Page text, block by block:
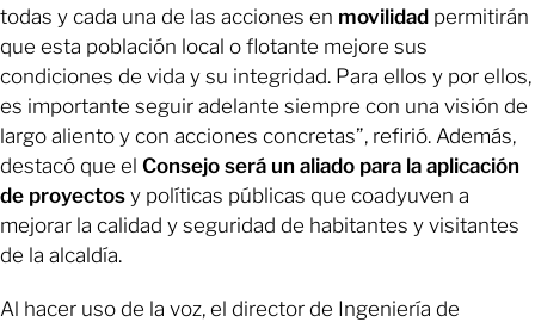
todas y cada una de las acciones en movilidad permitirán
que esta población local o flotante mejore sus
condiciones de vida y su integridad. Para ellos y por ellos,
es importante seguir adelante siempre con una visión de
largo aliento y con acciones concretas”, refirió. Además,
destacó que el Consejo será un aliado para la aplicación
de proyectos y políticas públicas que coadyuven a
mejorar la calidad y seguridad de habitantes y visitantes
de la alcaldía.
Al hacer uso de la voz, el director de Ingeniería de